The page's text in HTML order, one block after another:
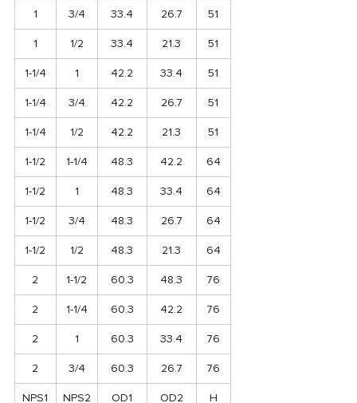
1 3/4 33.4 26.7 51
1 1/2 33.4 21.3 51
1-1/4 1 42.2 33.4 51
1-1/4 3/4 42.2 26.7 51
1-1/4 1/2 42.2 21.3 51
1-1/2 1-1/4 48.3 42.2 64
1-1/2 1 48.3 33.4 64
1-1/2 3/4 48.3 26.7 64
1-1/2 1/2 48.3 21.3 64
2 1-1/2 60.3 48.3 76
2 1-1/4 60.3 42.2 76
2 1 60.3 33.4 76
2 3/4 60.3 26.7 76
NPS1 NPS2 OD1 OD2 H